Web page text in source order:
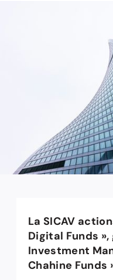
La SICAV
Digital Funds »,
Investment
Chahine Funds